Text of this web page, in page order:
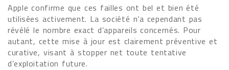
Apple confirme que ces failles ont bel et bien été
utilisées activement. La société n’a cependant pas
révélé le nombre exact d’appareils concernés. Pour
autant, cette mise à jour est clairement préventive et
curative, visant à stopper net toute tentative
d’exploitation future.